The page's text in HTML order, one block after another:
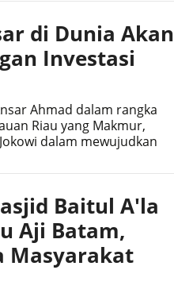
di Dunia Akan
Investasi
Ahmad dalam rangka
Riau yang Makmur,
dalam mewujudkan
Baitul A'la
Aji Batam,
Masyarakat